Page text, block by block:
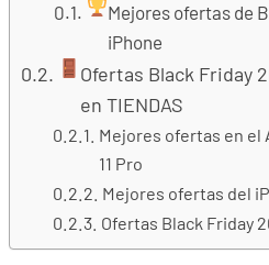
Mejores ofertas de
iPhone
Ofertas Black Friday
en TIENDAS
Mejores ofertas en el
11 Pro
Mejores ofertas del
Ofertas Black Friday